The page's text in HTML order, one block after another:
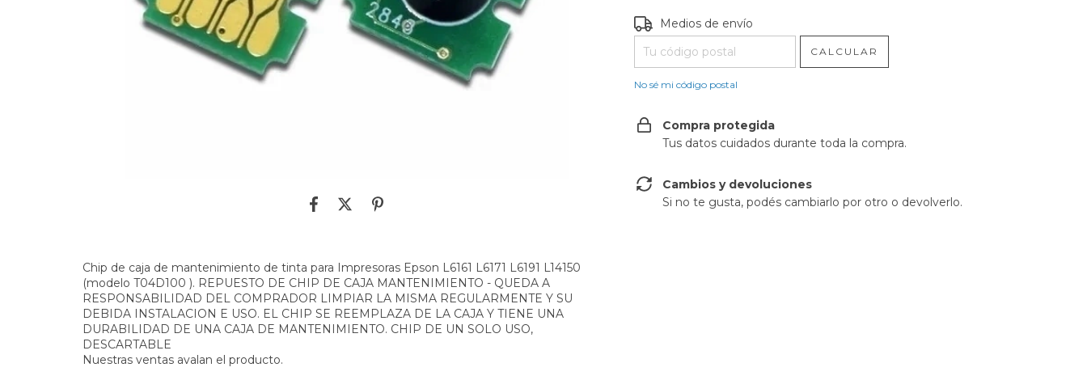
Chip de caja de mantenimiento de tinta para Impresoras Epson L6161 L6171 L6191 L14150
(modelo T04D100 ). REPUESTO DE CHIP DE CAJA MANTENIMIENTO - QUEDA A
RESPONSABILIDAD DEL COMPRADOR LIMPIAR LA MISMA REGULARMENTE Y SU
DEBIDA INSTALACION E USO. EL CHIP SE REEMPLAZA DE LA CAJA Y TIENE UNA
DURABILIDAD DE UNA CAJA DE MANTENIMIENTO. CHIP DE UN SOLO USO,
DESCARTABLE
Nuestras ventas avalan el producto.
Entregas para el CP:
Medios de envío
CALCULAR
No sé mi código postal
Compra protegida
Tus datos cuidados durante toda la compra.
Cambios y devoluciones
Si no te gusta, podés cambiarlo por otro o devolverlo.